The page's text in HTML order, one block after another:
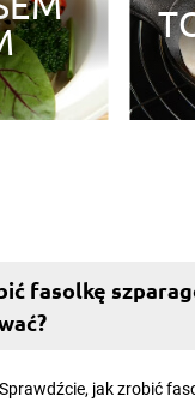
i maślanka to
który
sposób
na zjedzenie
Do j...
fasolkę
Sprawdźcie, jak zrobić